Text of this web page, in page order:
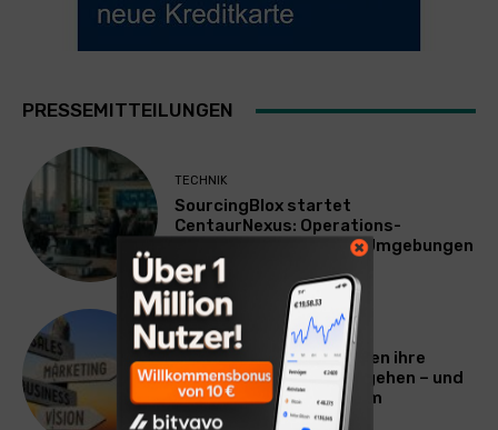
PRESSEMITTEILUNGEN
TECHNIK
SourcingBlox startet
CentaurNexus: Operations-
Plattform für Zscaler-Umgebungen
WERBUNG & MARKETING
Warum viele Unternehmen ihre
Vermarktung falsch angehen – und
warum das ihr Wachstum
ausbremst